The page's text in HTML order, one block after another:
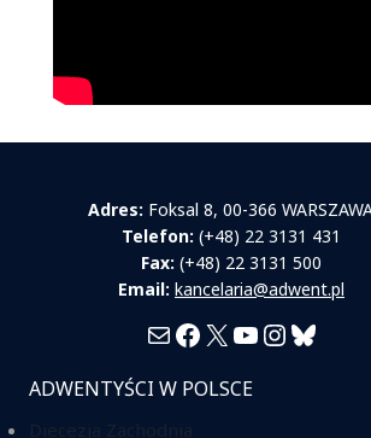
Adres: Foksal 8, 00-366
Telefon: (+48) 22 3131 431
Fax: (+48) 22 3131 500
Email: kancelaria@adwent.pl
MailFacebook
X YouTubeBluesky
ADWENTYŚCI W POLSCE